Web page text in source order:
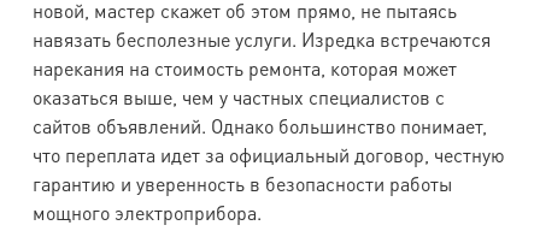
новой, мастер скажет об этом прямо, не пытаясь
навязать бесполезные услуги. Изредка встречаются
нарекания на стоимость ремонта, которая может
оказаться выше, чем у частных специалистов с
сайтов объявлений. Однако большинство понимает,
что переплата идет за официальный договор, честную
гарантию и уверенность в безопасности работы
мощного электроприбора.